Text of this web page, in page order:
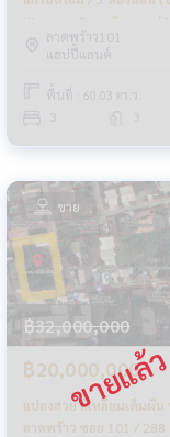
Wasinee Grandhome / 3
Bedrooms (FOR SALE)
ลาดพร้าว101
แฮปปี้แลนด์
พื้นที่ : 60.03 ตร.ว.
ขาย
฿32,000,000
฿20,000,000
แปลงสวย สี่เหลี่ยมเต็มผืน
ลาดพร้าว ซอย 101 / 288